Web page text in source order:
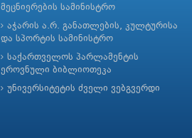
მეცნიერების სამინისტრო
აჭარის ა.რ. განათლების, კულტურისა
და სპორტის სამინისტრო
საქართველოს პარლამენტის
ეროვნული ბიბლიოთეკა
უნივერსიტეტის ძველი ვებგვერდი